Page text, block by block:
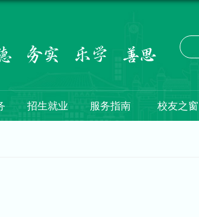
招生就业 服务指南 校友之窗